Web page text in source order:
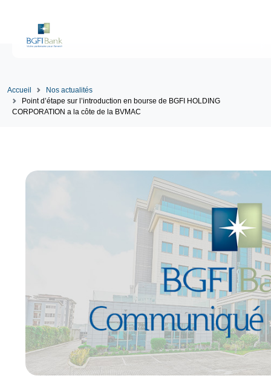
Accueil
Nos actualités
Point d’étape sur l’introduction en bourse de BGFI HOLDING
CORPORATION a la côte de la BVMAC